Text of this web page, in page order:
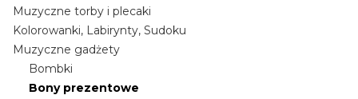
Muzyczne torby i plecaki
Kolorowanki, Labirynty, Sudoku
Muzyczne gadżety
Bombki
Bony prezentowe